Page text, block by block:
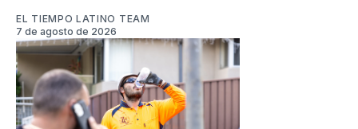
EL TIEMPO LATINO TEAM
7 de agosto de 2026